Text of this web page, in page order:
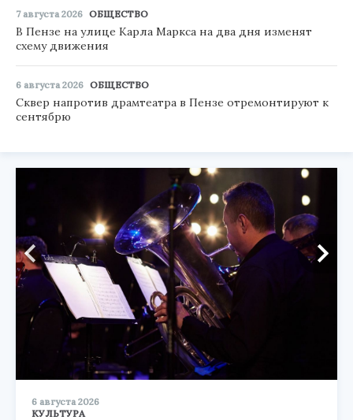
7 августа 2026 ОБЩЕСТВО
В Пензе на улице Карла Маркса на два дня изменят
схему движения
6 августа 2026 ОБЩЕСТВО
Сквер напротив драмтеатра в Пензе отремонтируют к
сентябрю
6 августа 2026
КУЛЬТУРА